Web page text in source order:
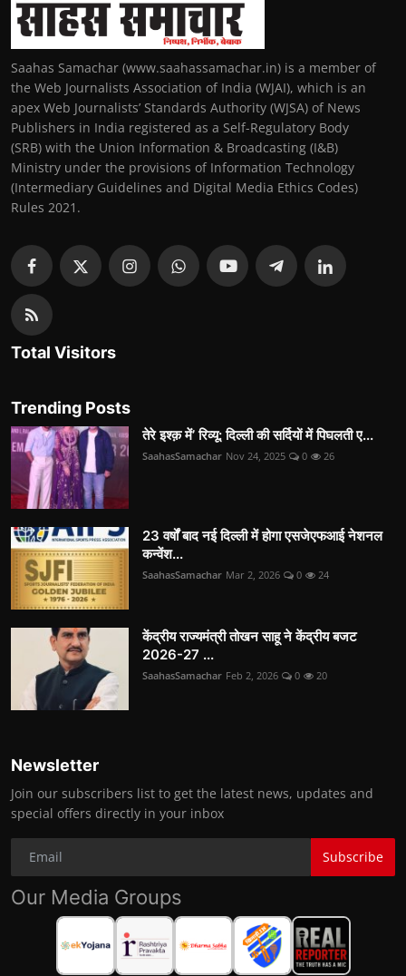
Saahas Samachar (www.saahassamachar.in) is a member of
the Web Journalists Association of India (WJAI), which is an
apex Web Journalists’ Standards Authority (WJSA) of News
Publishers in India registered as a Self-Regulatory Body
(SRB) with the Union Information & Broadcasting (I&B)
Ministry under the provisions of Information Technology
(Intermediary Guidelines and Digital Media Ethics Codes)
Rules 2021.
Total Visitors
Trending Posts
तेरे इश्क़ में’ रिव्यू: दिल्ली की सर्दियों में पिघलती ए...
SaahasSamachar Nov 24, 2025 0 26
23 वर्षों बाद नई दिल्ली में होगा एसजेएफआई नेशनल
कन्वेंश...
SaahasSamachar Mar 2, 2026 0 24
केंद्रीय राज्यमंत्री तोखन साहू ने केंद्रीय बजट
2026-27 ...
SaahasSamachar Feb 2, 2026 0 20
Newsletter
Join our subscribers list to get the latest news, updates and
special offers directly in your inbox
Subscribe
Our Media Groups